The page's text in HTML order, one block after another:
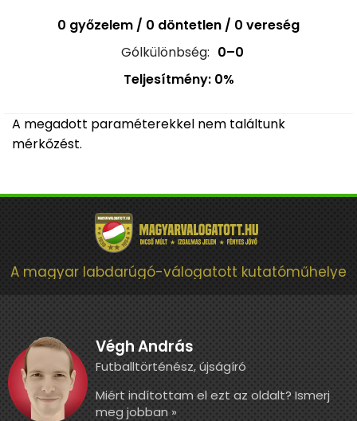
0 győzelem / 0 döntetlen / 0 vereség
Gólkülönbség: 0–0
Teljesítmény: 0%
A megadott paraméterekkel nem találtunk
mérkőzést.
A magyar labdarúgó-válogatott kutatóműhelye
Végh András
Futballtörténész, újságíró
Miért indítottam el ezt az oldalt? Ismerj
meg jobban »